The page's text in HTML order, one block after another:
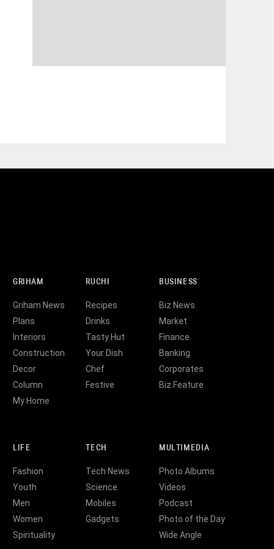
GRIHAM
Griham News
Plans
Interiors
Construction
Decor
Column
My Home
RUCHI
Recipes
Drinks
Tasty Hut
Your Dish
Chef
Festive
BUSINESS
Biz News
Market
Finance
Banking
Corporates
Biz Feature
LIFE
Fashion
Youth
Men
Women
Spirituality
TECH
Tech News
Science
Mobiles
Gadgets
MULTIMEDIA
Photo Albums
Videos
Podcast
Photo of the Day
Wide Angle